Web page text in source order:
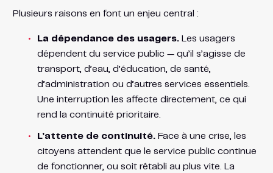
Plusieurs raisons en font un enjeu central :
La dépendance des usagers.Les usagers
dépendent du service public — qu’il s’agisse de
transport, d’eau, d’éducation, de santé,
d’administration ou d’autres services essentiels.
Une interruption les affecte directement, ce qui
rend la continuité prioritaire.
L’attente de continuité.Face à une crise, les
citoyens attendent que le service public continue
de fonctionner, ou soit rétabli au plus vite. La